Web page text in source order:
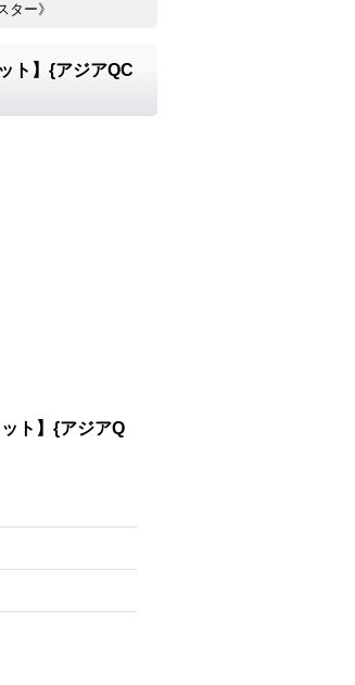
ー》
ト】{アジアQC
ト】{アジアQ